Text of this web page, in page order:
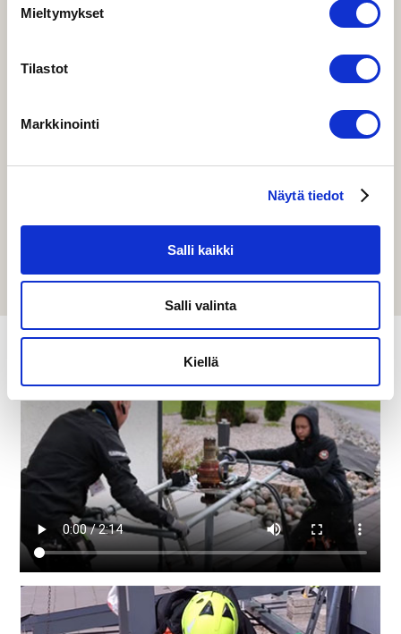
Mieltymykset
Tilastot
Markkinointi
Näytä tiedot
Salli kaikki
Salli valinta
Kiellä
Sisältää pientarvikkeet
Mahdolliset lisätarvikkeet, kuten uudet osat yms. ja